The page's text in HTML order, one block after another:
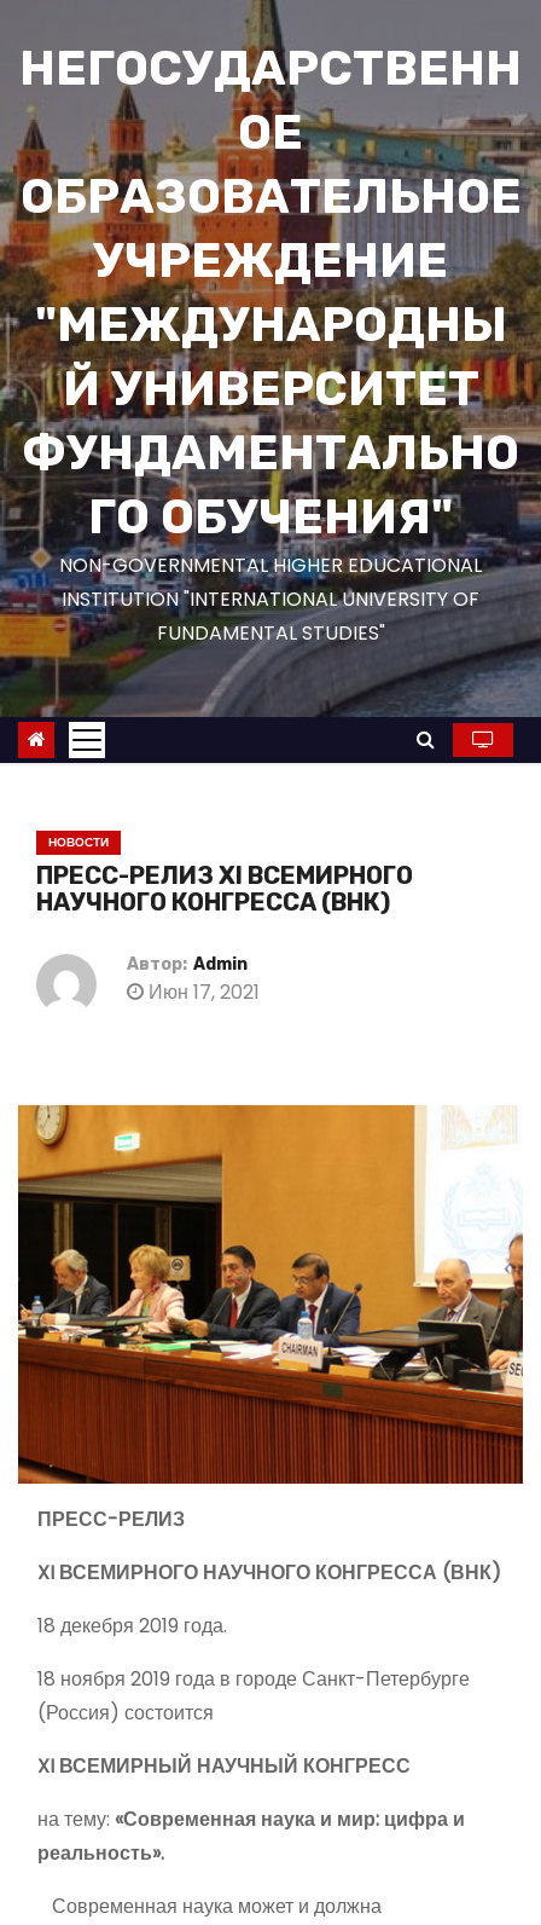
т
и
к
с
о
д
е
р
ж
и
м
о
м
у
НЕГОСУДАРСТВЕНН
ОЕ
ОБРАЗОВАТЕЛЬНОЕ
УЧРЕЖДЕНИЕ
"МЕЖДУНАРОДНЫ
Й УНИВЕРСИТЕТ
ФУНДАМЕНТАЛЬНО
ГО ОБУЧЕНИЯ"
NON-GOVERNMENTAL HIGHER EDUCATIONAL
INSTITUTION "INTERNATIONAL UNIVERSITY OF
FUNDAMENTAL STUDIES"
НОВОСТИ
ПРЕСС-РЕЛИЗ XI ВСЕМИРНОГО
НАУЧНОГО КОНГРЕССА (ВНК)
Автор: Admin
Июн 17, 2021
ПРЕСС-РЕЛИЗ
XI ВСЕМИРНОГО НАУЧНОГО КОНГРЕССА (ВНК)
18 декебря 2019 года.
18 ноября 2019 года в городе Санкт-Петербурге
(Россия) состоится
XI ВСЕМИРНЫЙ НАУЧНЫЙ КОНГРЕСС
на тему: «Современная наука и мир: цифра и
реальность».
Современная наука может и должна